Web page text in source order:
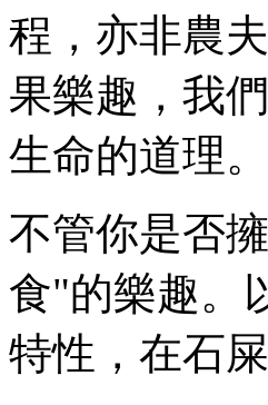
程，亦非農
果樂趣，我
生命的道理。
不管你是否
食"的樂趣。
特性，在石